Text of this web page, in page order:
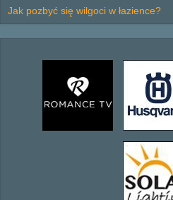
Jak pozbyć się wilgoci w łazience?